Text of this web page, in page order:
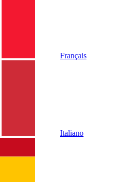
Français
Italiano